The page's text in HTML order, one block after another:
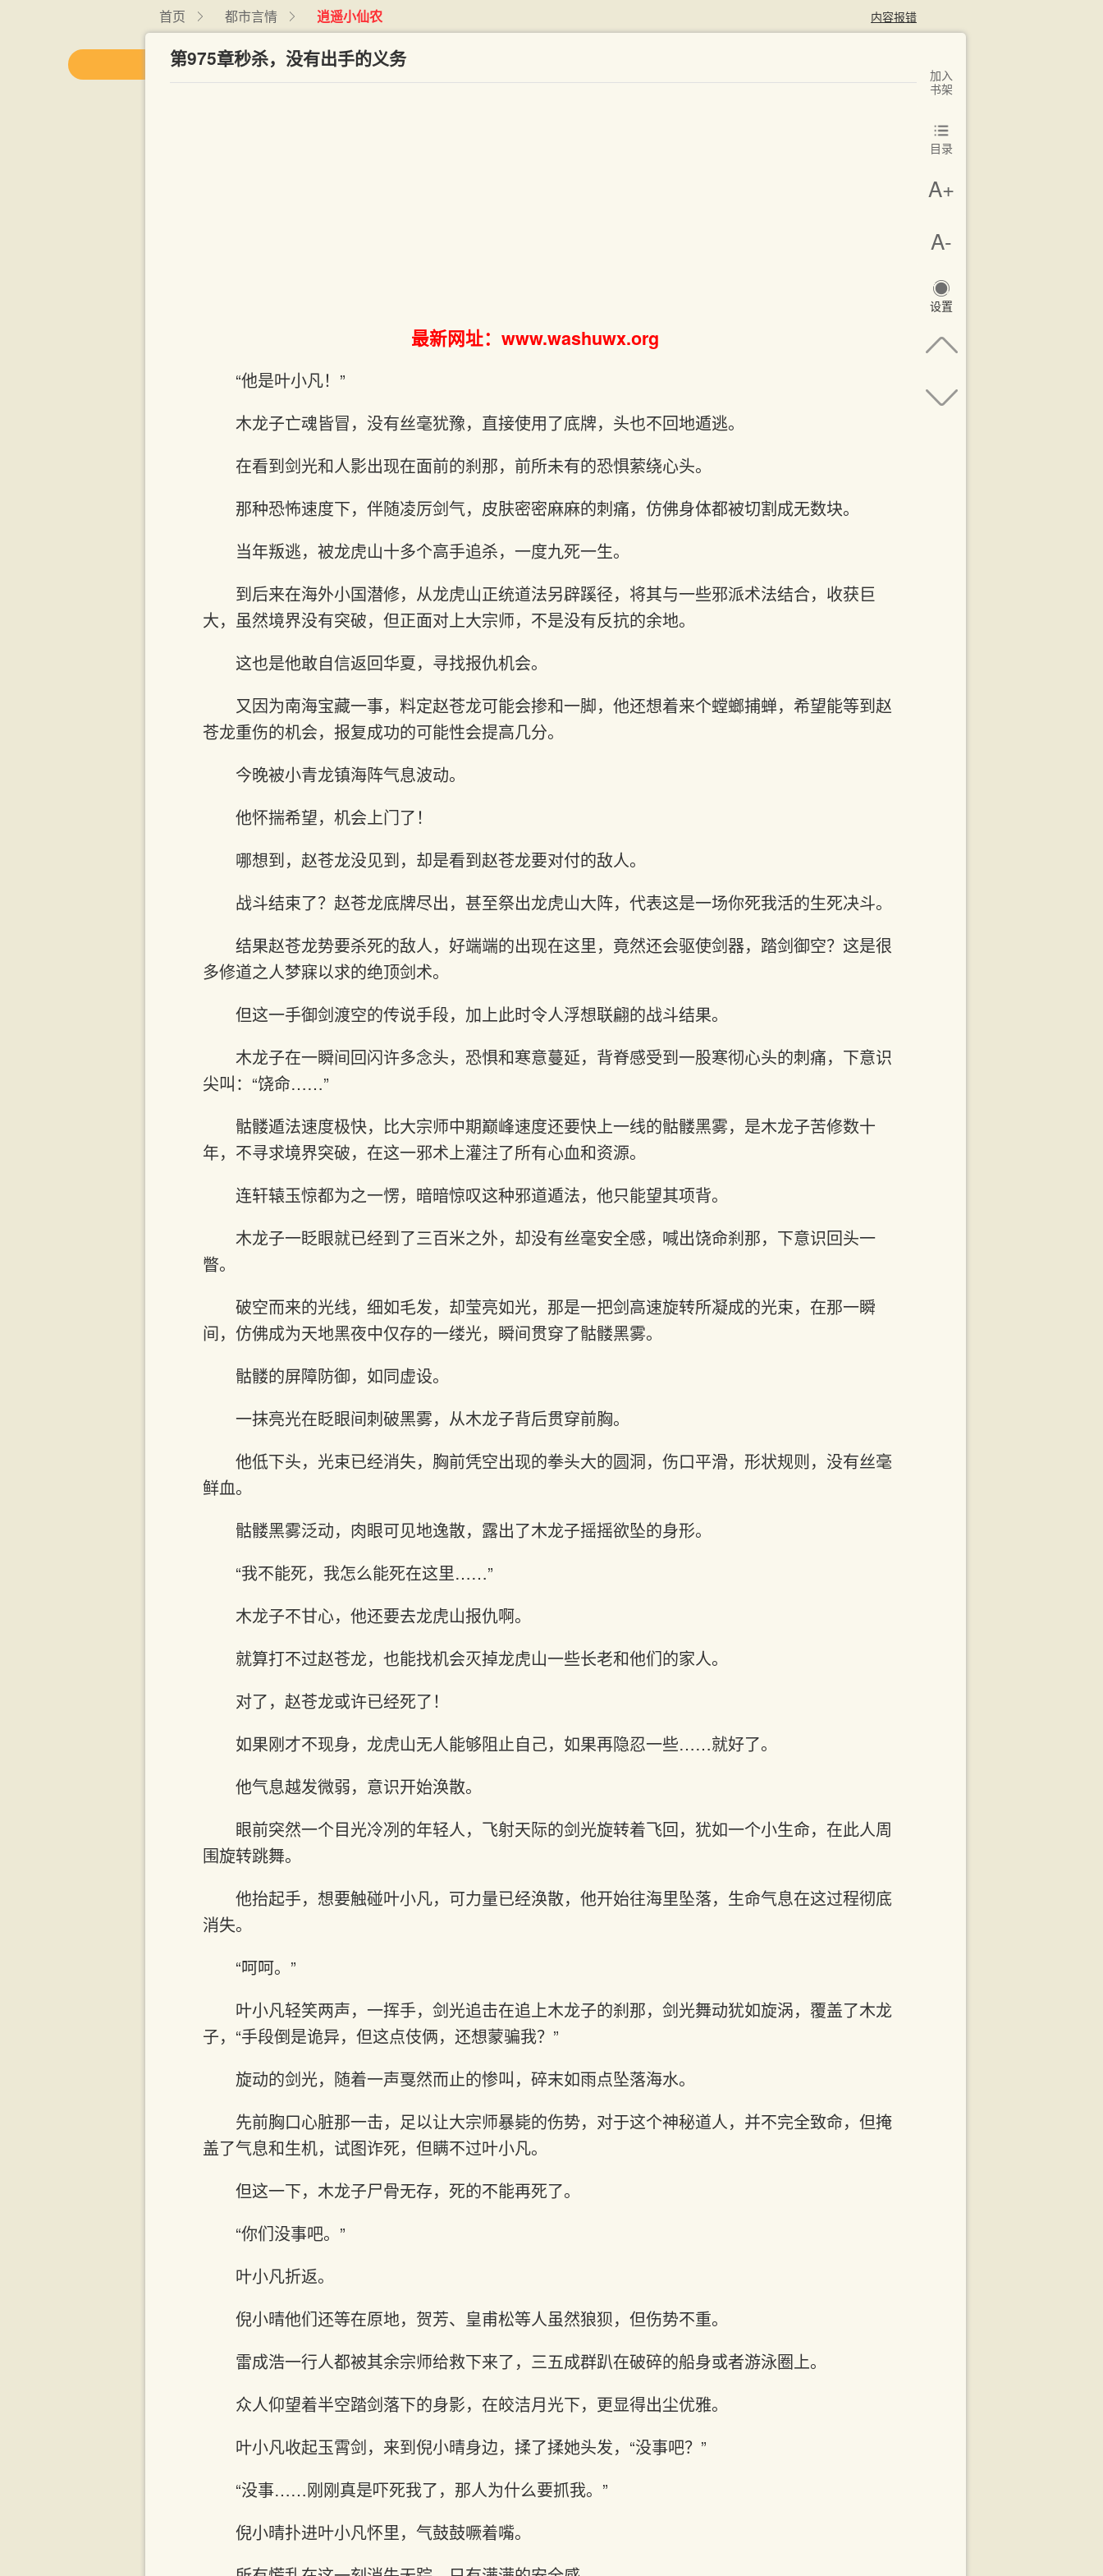
首页 都市言情 逍遥小仙农 内容报错
第975章秒杀，没有出手的义务
最新网址：www.washuwx.org
“他是叶小凡！”
木龙子亡魂皆冒，没有丝毫犹豫，直接使用了底牌，头也不回地遁逃。
在看到剑光和人影出现在面前的刹那，前所未有的恐惧萦绕心头。
那种恐怖速度下，伴随凌厉剑气，皮肤密密麻麻的刺痛，仿佛身体都被切割成无数块。
当年叛逃，被龙虎山十多个高手追杀，一度九死一生。
到后来在海外小国潜修，从龙虎山正统道法另辟蹊径，将其与一些邪派术法结合，收获巨
大，虽然境界没有突破，但正面对上大宗师，不是没有反抗的余地。
这也是他敢自信返回华夏，寻找报仇机会。
又因为南海宝藏一事，料定赵苍龙可能会掺和一脚，他还想着来个螳螂捕蝉，希望能等到赵
苍龙重伤的机会，报复成功的可能性会提高几分。
今晚被小青龙镇海阵气息波动。
他怀揣希望，机会上门了！
哪想到，赵苍龙没见到，却是看到赵苍龙要对付的敌人。
战斗结束了？赵苍龙底牌尽出，甚至祭出龙虎山大阵，代表这是一场你死我活的生死决斗。
结果赵苍龙势要杀死的敌人，好端端的出现在这里，竟然还会驱使剑器，踏剑御空？这是很
多修道之人梦寐以求的绝顶剑术。
但这一手御剑渡空的传说手段，加上此时令人浮想联翩的战斗结果。
木龙子在一瞬间回闪许多念头，恐惧和寒意蔓延，背脊感受到一股寒彻心头的刺痛，下意识
尖叫：“饶命……”
骷髅遁法速度极快，比大宗师中期巅峰速度还要快上一线的骷髅黑雾，是木龙子苦修数十
年，不寻求境界突破，在这一邪术上灌注了所有心血和资源。
连轩辕玉惊都为之一愣，暗暗惊叹这种邪道遁法，他只能望其项背。
木龙子一眨眼就已经到了三百米之外，却没有丝毫安全感，喊出饶命刹那，下意识回头一
瞥。
破空而来的光线，细如毛发，却莹亮如光，那是一把剑高速旋转所凝成的光束，在那一瞬
间，仿佛成为天地黑夜中仅存的一缕光，瞬间贯穿了骷髅黑雾。
骷髅的屏障防御，如同虚设。
一抹亮光在眨眼间刺破黑雾，从木龙子背后贯穿前胸。
他低下头，光束已经消失，胸前凭空出现的拳头大的圆洞，伤口平滑，形状规则，没有丝毫
鲜血。
骷髅黑雾泛动，肉眼可见地逸散，露出了木龙子摇摇欲坠的身形。
“我不能死，我怎么能死在这里……”
木龙子不甘心，他还要去龙虎山报仇啊。
就算打不过赵苍龙，也能找机会灭掉龙虎山一些长老和他们的家人。
对了，赵苍龙或许已经死了！
如果刚才不现身，龙虎山无人能够阻止自己，如果再隐忍一些……就好了。
他气息越发微弱，意识开始涣散。
眼前突然一个目光冷冽的年轻人，飞射天际的剑光旋转着飞回，犹如一个小生命，在此人周
围旋转跳舞。
他抬起手，想要触碰叶小凡，可力量已经涣散，他开始往海里坠落，生命气息在这过程彻底
消失。
“呵呵。”
叶小凡轻笑两声，一挥手，剑光追击在追上木龙子的刹那，剑光舞动犹如旋涡，覆盖了木龙
子，“手段倒是诡异，但这点伎俩，还想蒙骗我？”
旋动的剑光，随着一声戛然而止的惨叫，碎末如雨点坠落海水。
先前胸口心脏那一击，足以让大宗师暴毙的伤势，对于这个神秘道人，并不完全致命，但掩
盖了气息和生机，试图诈死，但瞒不过叶小凡。
但这一下，木龙子尸骨无存，死的不能再死了。
“你们没事吧。”
叶小凡折返。
倪小晴他们还等在原地，贺芳、皇甫松等人虽然狼狈，但伤势不重。
雷成浩一行人都被其余宗师给救下来了，三五成群趴在破碎的船身或者游泳圈上。
众人仰望着半空踏剑落下的身影，在皎洁月光下，更显得出尘优雅。
叶小凡收起玉霄剑，来到倪小晴身边，揉了揉她头发，“没事吧？”
“没事……刚刚真是吓死我了，那人为什么要抓我。”
倪小晴扑进叶小凡怀里，气鼓鼓噘着嘴。
加入
书架
目录
A+
A-
设置